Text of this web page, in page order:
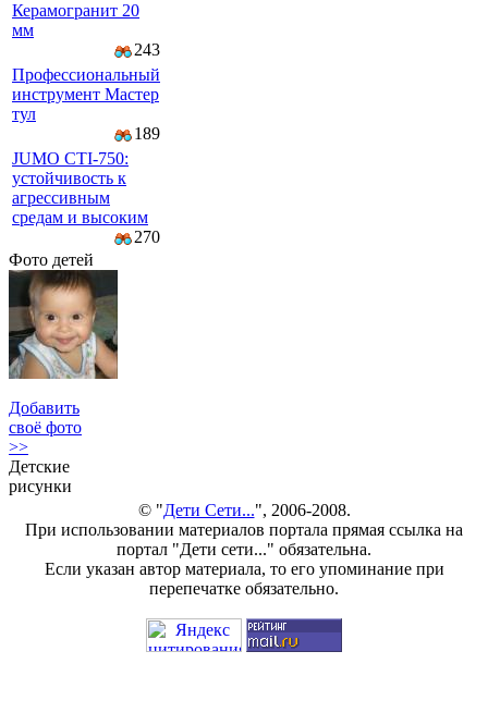
Керамогранит 20
мм
243
Профессиональный
инструмент Мастер
тул
189
JUMO CTI-750:
устойчивость к
агрессивным
средам и высоким
270
Фото детей
Добавить
своё фото
>>
Детские
рисунки
© "Дети Сети...", 2006-2008.
При использовании материалов портала прямая ссылка на
портал "Дети сети..." обязательна.
Если указан автор материала, то его упоминание при
перепечатке обязательно.